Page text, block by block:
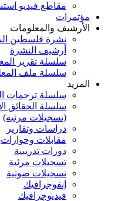
مقاطع فيديو
مؤتمرات
الأرشيف والمعلومات
نشرة فلسطين
أرشيف النشرة
سلسلة تقرير
سلسلة ملف
المزيد
سلسلة ترجمات
سلسلة الحقائق
(تسجيلات مرئية)
دراسات وتقارير
مقابلات وحوارات
دورات تدريبية
تسجيلات مرئية
تسجيلات صوتية
إنفوجرافيك
فيديوجرافيك